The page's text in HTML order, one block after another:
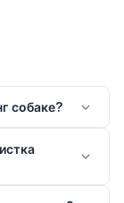
собаке?